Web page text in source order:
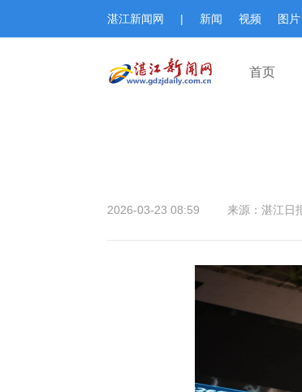
湛江新闻网 | 新闻 视频 图片
首页
2026-03-23 08:59 来源：湛江日